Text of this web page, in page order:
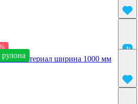
материал ширина 1000 мм